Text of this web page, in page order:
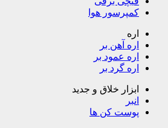
کمپرسور هوا
اره
اره آهن بر
اره عمود بر
اره گرد بر
ابزار خلاق و جدید
انبر
پوست کن ها